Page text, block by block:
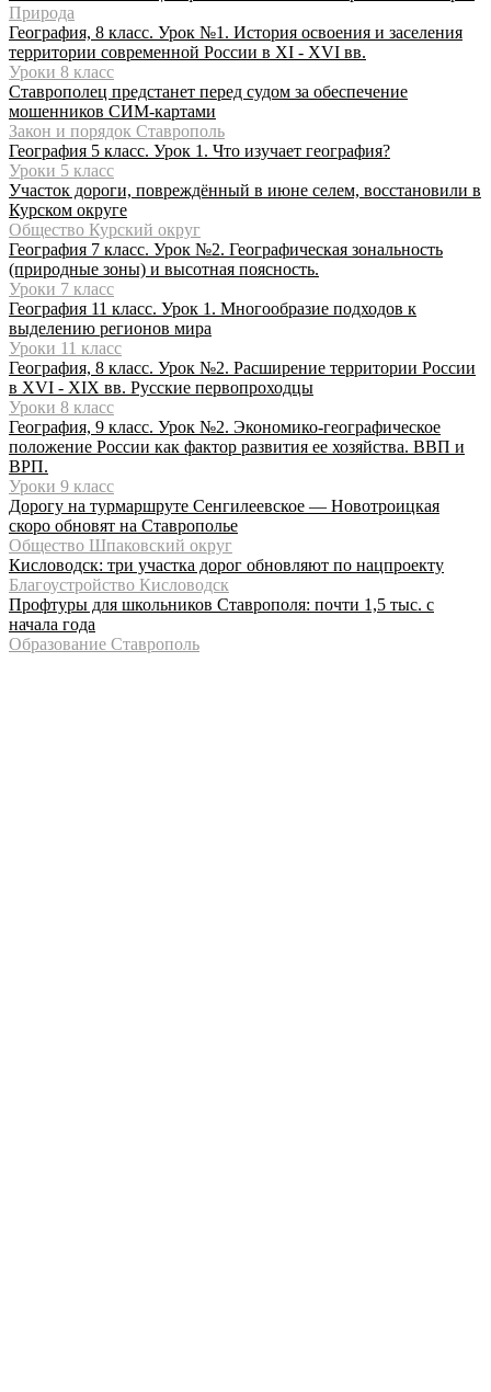
Природа
География, 8 класс. Урок №1. История освоения и заселения
территории современной России в XI - XVI вв.
Уроки 8 класс
Ставрополец предстанет перед судом за обеспечение
мошенников СИМ-картами
Закон и порядок Ставрополь
География 5 класс. Урок 1. Что изучает география?
Уроки 5 класс
Участок дороги, повреждённый в июне селем, восстановили в
Курском округе
Общество Курский округ
География 7 класс. Урок №2. Географическая зональность
(природные зоны) и высотная поясность.
Уроки 7 класс
География 11 класс. Урок 1. Многообразие подходов к
выделению регионов мира
Уроки 11 класс
География, 8 класс. Урок №2. Расширение территории России
в XVI - XIX вв. Русские первопроходцы
Уроки 8 класс
География, 9 класс. Урок №2. Экономико-географическое
положение России как фактор развития ее хозяйства. ВВП и
ВРП.
Уроки 9 класс
Дорогу на турмаршруте Сенгилеевское — Новотроицкая
скоро обновят на Ставрополье
Общество Шпаковский округ
Кисловодск: три участка дорог обновляют по нацпроекту
Благоустройство Кисловодск
Профтуры для школьников Ставрополя: почти 1,5 тыс. с
начала года
Образование Ставрополь